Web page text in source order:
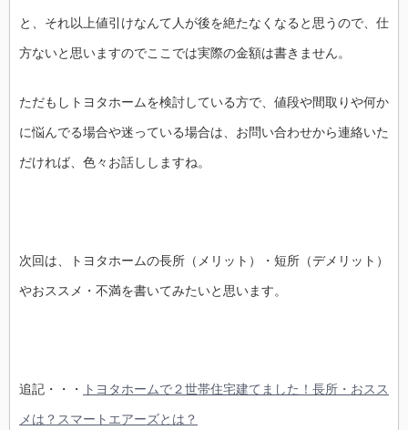
と、それ以上値引けなんて人が後を絶たなくなると思うので、仕
方ないと思いますのでここでは実際の金額は書きません。
ただもしトヨタホームを検討している方で、値段や間取りや何か
に悩んでる場合や迷っている場合は、お問い合わせから連絡いた
だければ、色々お話ししますね。
次回は、トヨタホームの長所（メリット）・短所（デメリット）
やおススメ・不満を書いてみたいと思います。
追記・・・ トヨタホームで２世帯住宅建てました！長所・おスス
メは？スマートエアーズとは？